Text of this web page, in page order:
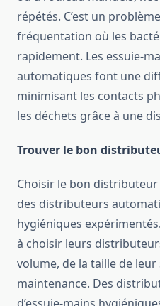
répétés. C’est un
fréquentation où les
rapidement. Les essuie-
automatiques font une
minimisant les contacts
les déchets grâce à une
Trouver le bon
Choisir le bon
des distributeurs
hygiéniques
à choisir leurs
volume, de la taille de
maintenance. Des